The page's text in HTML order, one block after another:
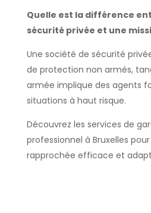
Quelle est la différence
sécurité privée et une
Une société de sécurité
de protection non armés,
armée implique des agents
situations à haut risque.
Découvrez les services de
professionnel à Bruxelles
rapprochée efficace et